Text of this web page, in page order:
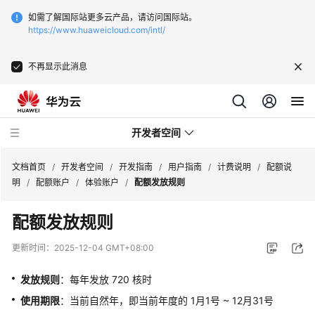
如需了解国际站更多云产品，请访问国际站。
https://www.huaweicloud.com/intl/
不再显示此消息
开发者空间
开
发
指
间
文档首页 / 开发者空间 / 开发指南 / 用户指南 / 计费说明 /
配额说
明
/ 配额账户 / 体验账户 / 配额发放规则
配额发放规则
更新时间： 2025-12-04 GMT+08:00
发放规则 ：每年发放 720 核时
使用期限：当前自然年，即当前年度的 1月1号 ~ 12月31号